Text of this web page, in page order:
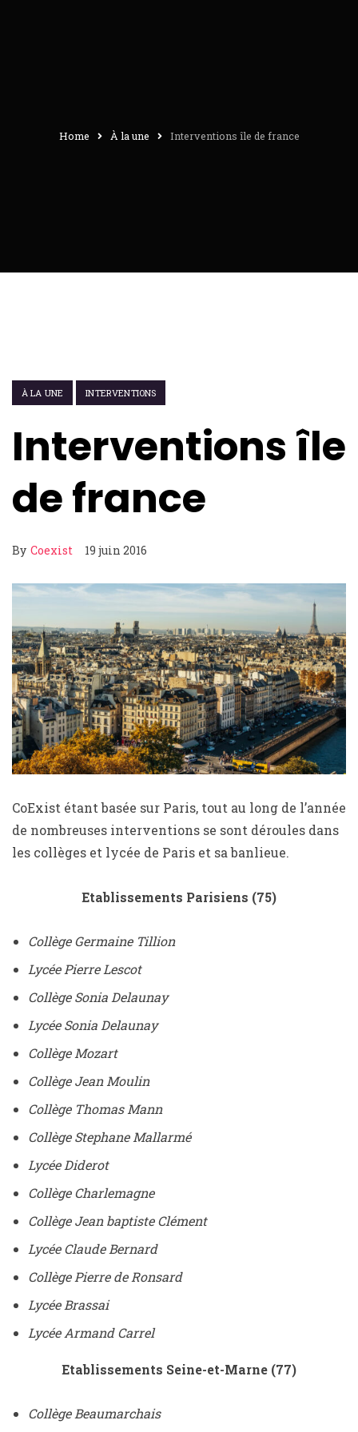
Home À la une Interventions île de france
À LA UNE INTERVENTIONS
Interventions île
de france
By Coexist 19 juin 2016
CoExist étant basée sur Paris, tout au long de l’année
de nombreuses interventions se sont déroules dans
les collèges et lycée de Paris et sa banlieue.
Etablissements Parisiens (75)
Collège Germaine Tillion
Lycée Pierre Lescot
Collège Sonia Delaunay
Lycée Sonia Delaunay
Collège Mozart
Collège Jean Moulin
Collège Thomas Mann
Collège Stephane Mallarmé
Lycée Diderot
Collège Charlemagne
Collège Jean baptiste Clément
Lycée Claude Bernard
Collège Pierre de Ronsard
Lycée Brassai
Lycée Armand Carrel
Etablissements Seine-et-Marne (77)
Collège Beaumarchais